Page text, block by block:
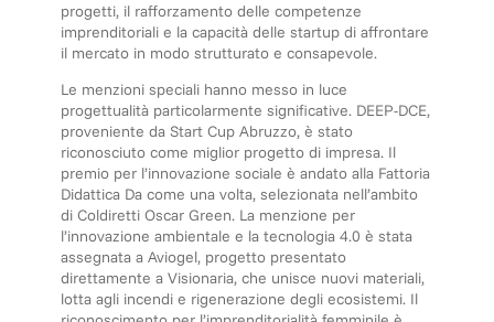
progetti, il rafforzamento delle competenze
imprenditoriali e la capacità delle startup di affrontare
il mercato in modo strutturato e consapevole.
Le menzioni speciali hanno messo in luce
progettualità particolarmente significative. DEEP-DCE,
proveniente da Start Cup Abruzzo, è stato
riconosciuto come miglior progetto di impresa. Il
premio per l’innovazione sociale è andato alla Fattoria
Didattica Da come una volta, selezionata nell’ambito
di Coldiretti Oscar Green. La menzione per
l’innovazione ambientale e la tecnologia 4.0 è stata
assegnata a Aviogel, progetto presentato
direttamente a Visionaria, che unisce nuovi materiali,
lotta agli incendi e rigenerazione degli ecosistemi. Il